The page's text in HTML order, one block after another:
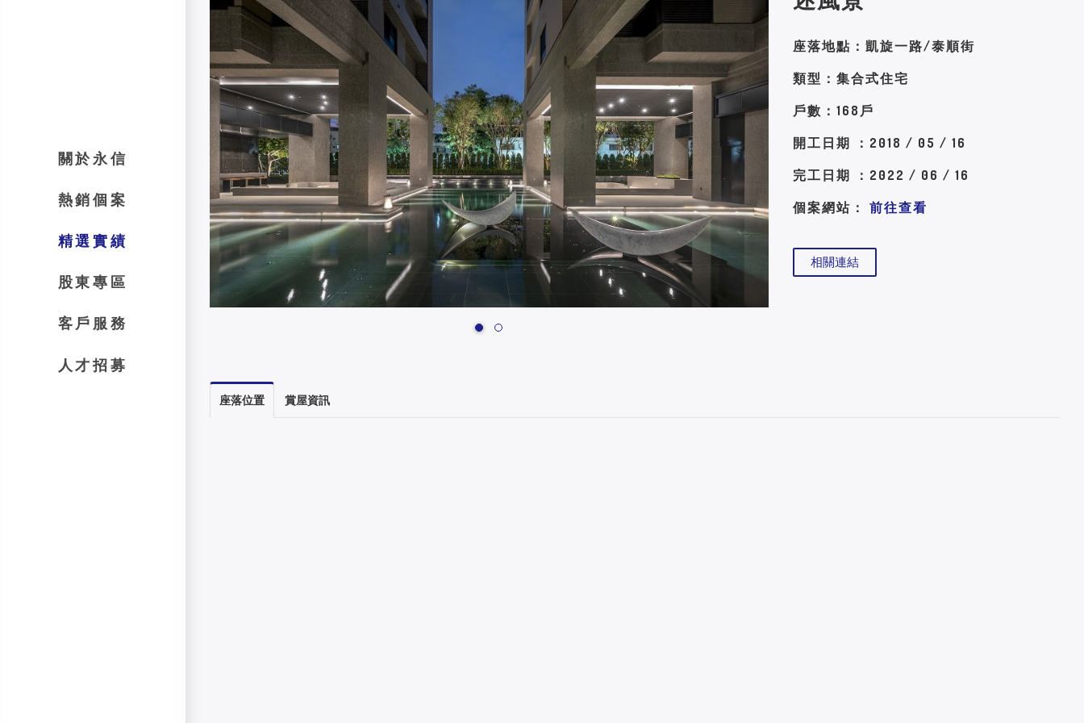
關於永信
熱銷個案
精選實績
股東專區
客戶服務
人才招募
座落地點：凱旋一路/泰順街
類型：集合式住宅
戶數：168戶
開工日期 ：2018 / 05 / 16
完工日期 ：2022 / 06 / 16
個案網站： 前往查看
相關連結
座落位置 賞屋資訊